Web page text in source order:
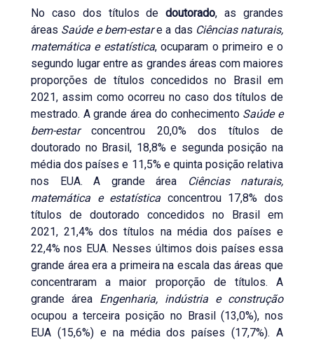
No caso dos títulos dedoutorado, as grandes
áreas Saúde e bem-estare a das Ciências naturais,
matemática e estatística, ocuparam o primeiro e o
segundo lugar entre as grandes áreas com maiores
proporções de títulos concedidos no Brasil em
2021, assim como ocorreu no caso dos títulos de
mestrado. A grande área do conhecimento Saúde e
bem-estarconcentrou 20,0% dos títulos de
doutorado no Brasil, 18,8% e segunda posição na
média dos países e 11,5% e quinta posição relativa
nos EUA. A grande área
Ciências naturais,
matemática e estatística concentrou 17,8% dos
títulos de doutorado concedidos no Brasil em
2021, 21,4% dos títulos na média dos países e
22,4% nos EUA. Nesses últimos dois países essa
grande área era a primeira na escala das áreas que
concentraram a maior proporção de títulos. A
grande área Engenharia, indústria e construção
ocupou a terceira posição no Brasil (13,0%), nos
EUA (15,6%) e na média dos países (17,7%). A